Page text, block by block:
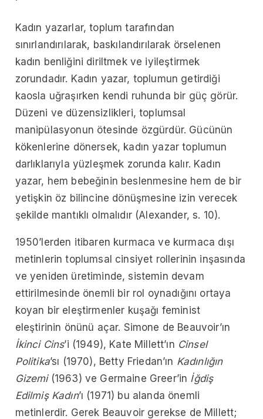
Kadın yazarlar, toplum tarafından
sınırlandırılarak, baskılandırılarak örselenen
kadın benliğini diriltmek ve iyileştirmek
zorundadır. Kadın yazar, toplumun getirdiği
kaosla uğraşırken kendi ruhunda bir güç görür.
Düzeni ve düzensizlikleri, toplumsal
manipülasyonun ötesinde özgürdür. Gücünün
kökenlerine dönersek, kadın yazar toplumun
darlıklarıyla yüzleşmek zorunda kalır. Kadın
yazar, hem bebeğinin beslenmesine hem de bir
yetişkin öz bilincine dönüşmesine izin verecek
şekilde mantıklı olmalıdır (Alexander, s. 10).
1950’lerden itibaren kurmaca ve kurmaca dışı
metinlerin toplumsal cinsiyet rollerinin inşasında
ve yeniden üretiminde, sistemin devam
ettirilmesinde önemli bir rol oynadığını ortaya
koyan bir eleştirmenler kuşağı feminist
eleştirinin önünü açar. Simone de Beauvoir’ın
İkinci Cins’i (1949), Kate Millett’ın Cinsel
Politika’sı (1970), Betty Friedan’ın Kadınlığın
Gizemi(1963) ve Germaine Greer’in İğdiş
Edilmiş Kadın’ı (1971) bu alanda önemli
metinlerdir. Gerek Beauvoir gerekse de Millett;